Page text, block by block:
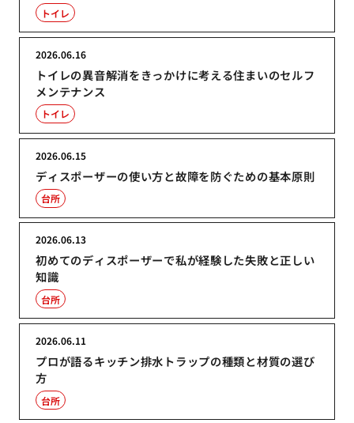
トイレ
トイレの異音解消をきっかけに考える住まいのセルフ
メンテナンス
2026.06.16
トイレ
ディスポーザーの使い方と故障を防ぐための基本原則
2026.06.15
台所
初めてのディスポーザーで私が経験した失敗と正しい
知識
2026.06.13
台所
プロが語るキッチン排水トラップの種類と材質の選び
方
2026.06.11
台所